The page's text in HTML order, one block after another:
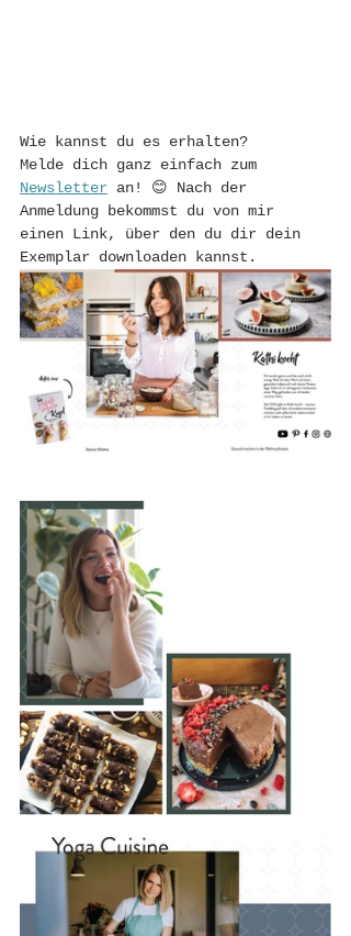
Wie kannst du es erhalten?
Melde dich ganz einfach zum
Newsletter an! 😊 Nach der
Anmeldung bekommst du von mir
einen Link, über den du dir dein
Exemplar downloaden kannst.